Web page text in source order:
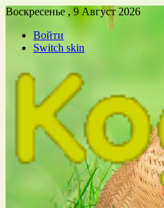
Воскресенье , 9 Август 2026
Войти
Switch skin